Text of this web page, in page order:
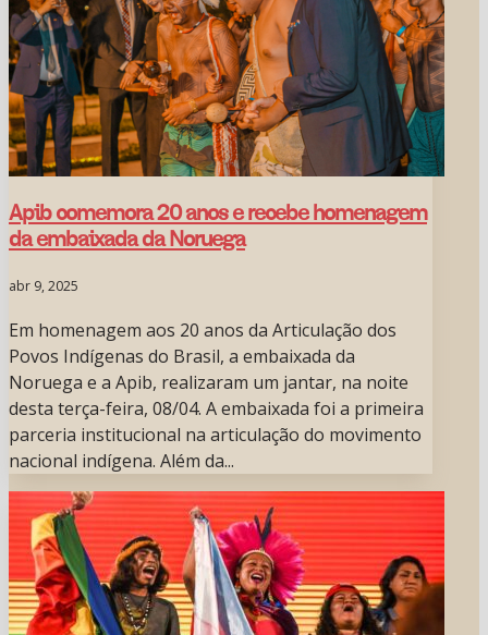
Apib comemora 20 anos e recebe homenagem
da embaixada da Noruega
abr 9, 2025
Em homenagem aos 20 anos da Articulação dos
Povos Indígenas do Brasil, a embaixada da
Noruega e a Apib, realizaram um jantar, na noite
desta terça-feira, 08/04. A embaixada foi a primeira
parceria institucional na articulação do movimento
nacional indígena. Além da...